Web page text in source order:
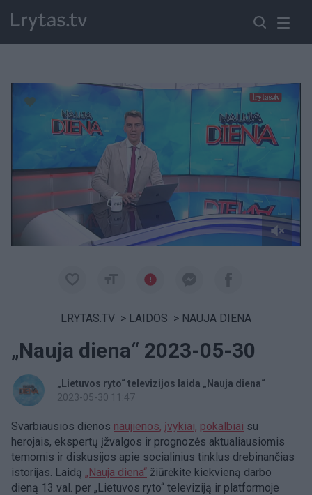
LRYTAS.TV > LAIDOS > NAUJA DIENA
„Nauja diena“ 2023-05-30
„Lietuvos ryto“ televizijos laida „Nauja diena“
2023-05-30 11:47
Svarbiausios dienos naujienos, įvykiai, pokalbiai su
herojais, ekspertų įžvalgos ir prognozės aktualiausiomis
temomis ir diskusijos apie socialinius tinklus drebinančias
istorijas. Laidą „Nauja diena“ žiūrėkite kiekvieną darbo
dieną 13 val. per „Lietuvos ryto“ televiziją ir platformoje